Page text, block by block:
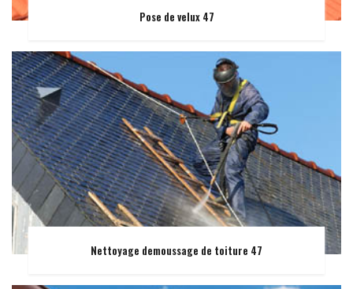
Pose de velux 47
Nettoyage demoussage de toiture 47